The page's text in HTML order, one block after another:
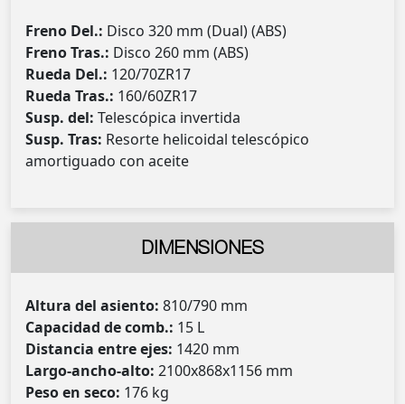
Freno Del.: Disco 320 mm (Dual) (ABS)
Freno Tras.: Disco 260 mm (ABS)
Rueda Del.: 120/70ZR17
Rueda Tras.: 160/60ZR17
Susp. del: Telescópica invertida
Susp. Tras: Resorte helicoidal telescópico
amortiguado con aceite
DIMENSIONES
Altura del asiento: 810/790 mm
Capacidad de comb.: 15 L
Distancia entre ejes: 1420 mm
Largo-ancho-alto: 2100x868x1156 mm
Peso en seco: 176 kg